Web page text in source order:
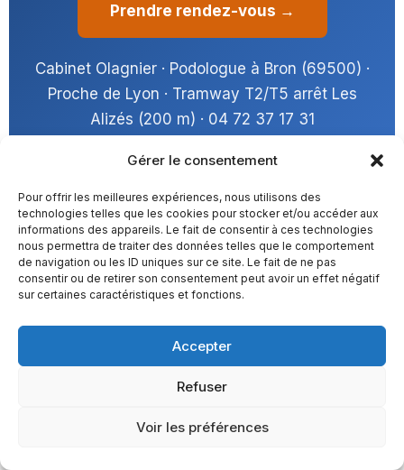
Gérer le consentement
Pour offrir les meilleures expériences, nous utilisons des
technologies telles que les cookies pour stocker et/ou accéder aux
informations des appareils. Le fait de consentir à ces technologies
nous permettra de traiter des données telles que le comportement
de navigation ou les ID uniques sur ce site. Le fait de ne pas
consentir ou de retirer son consentement peut avoir un effet négatif
sur certaines caractéristiques et fonctions.
Accepter
Refuser
Voir les préférences
Prendre rendez-vous →
Cabinet Olagnier · Podologue à Bron (69500) ·
Proche de Lyon · Tramway T2/T5 arrêt Les
Alizés (200 m) · 04 72 37 17 31